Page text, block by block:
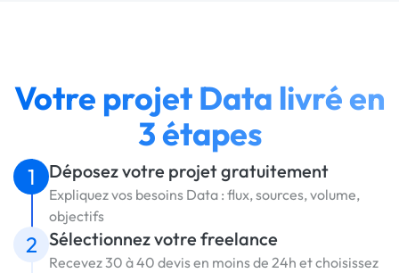
Votre projet Data livré en
3 étapes
1 Déposez votre projet gratuitement
Expliquez vos besoins Data : flux, sources, volume,
objectifs
2 Sélectionnez votre freelance
Recevez 30 à 40 devis en moins de 24h et choisissez